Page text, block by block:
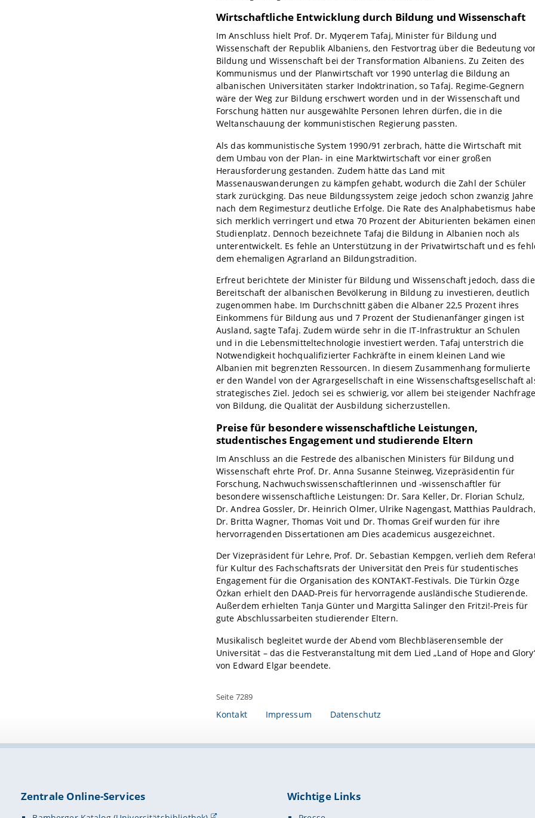
Wirtschaftliche Entwicklung durch Bildung und Wissenschaft
Im Anschluss hielt Prof. Dr. Myqerem Tafaj, Minister für Bildung und
Wissenschaft der Republik Albaniens, den Festvortrag über die Bedeutung
Bildung und Wissenschaft bei der Transformation Albaniens. Zu Zeiten des
Kommunismus und der Planwirtschaft vor 1990 unterlag die Bildung an
albanischen Universitäten starker Indoktrination, so Tafaj. Regime-Gegnern
wäre der Weg zur Bildung erschwert worden und in der Wissenschaft und
Forschung hätten nur ausgewählte Personen lehren dürfen, die in die
Weltanschauung der kommunistischen Regierung passten.
Als das kommunistische System 1990/91 zerbrach, hätte die Wirtschaft mit
dem Umbau von der Plan- in eine Marktwirtschaft vor einer großen
Herausforderung gestanden. Zudem hätte das Land mit
Massenauswanderungen zu kämpfen gehabt, wodurch die Zahl der Schüler
stark zurückging. Das neue Bildungssystem zeige jedoch schon zwanzig Jahre
nach dem Regimesturz deutliche Erfolge. Die Rate des Analphabetismus habe
sich merklich verringert und etwa 70 Prozent der Abiturienten bekämen einen
Studienplatz. Dennoch bezeichnete Tafaj die Bildung in Albanien noch als
unterentwickelt. Es fehle an Unterstützung in der Privatwirtschaft und es
dem ehemaligen Agrarland an Bildungstradition.
Erfreut berichtete der Minister für Bildung und Wissenschaft jedoch, dass die
Bereitschaft der albanischen Bevölkerung in Bildung zu investieren, deutlich
zugenommen habe. Im Durchschnitt gäben die Albaner 22,5 Prozent ihres
Einkommens für Bildung aus und 7 Prozent der Studienanfänger gingen ist
Ausland, sagte Tafaj. Zudem würde sehr in die IT-Infrastruktur an Schulen
und in die Lebensmitteltechnologie investiert werden. Tafaj unterstrich die
Notwendigkeit hochqualifizierter Fachkräfte in einem kleinen Land wie
Albanien mit begrenzten Ressourcen. In diesem Zusammenhang formulierte
er den Wandel von der Agrargesellschaft in eine Wissenschaftsgesellschaft
strategisches Ziel. Jedoch sei es schwierig, vor allem bei steigender Nachfrage
von Bildung, die Qualität der Ausbildung sicherzustellen.
Preise für besondere wissenschaftliche Leistungen,
studentisches Engagement und studierende Eltern
Im Anschluss an die Festrede des albanischen Ministers für Bildung und
Wissenschaft ehrte Prof. Dr. Anna Susanne Steinweg, Vizepräsidentin für
Forschung, Nachwuchswissenschaftlerinnen und -wissenschaftler für
besondere wissenschaftliche Leistungen: Dr. Sara Keller, Dr. Florian Schulz,
Dr. Andrea Gossler, Dr. Heinrich Olmer, Ulrike Nagengast, Matthias Pauldrach,
Dr. Britta Wagner, Thomas Voit und Dr. Thomas Greif wurden für ihre
hervorragenden Dissertationen am Dies academicus ausgezeichnet.
Der Vizepräsident für Lehre, Prof. Dr. Sebastian Kempgen, verlieh dem
für Kultur des Fachschaftsrats der Universität den Preis für studentisches
Engagement für die Organisation des KONTAKT-Festivals. Die Türkin Özge
Özkan erhielt den DAAD-Preis für hervorragende ausländische Studierende.
Außerdem erhielten Tanja Günter und Margitta Salinger den Fritzi!-Preis für
gute Abschlussarbeiten studierender Eltern.
Musikalisch begleitet wurde der Abend vom Blechbläserensemble der
Universität – das die Festveranstaltung mit dem Lied „Land of Hope and
von Edward Elgar beendete.
Seite 7289
Kontakt Impressum Datenschutz
Zentrale Online-Services Wichtige Links